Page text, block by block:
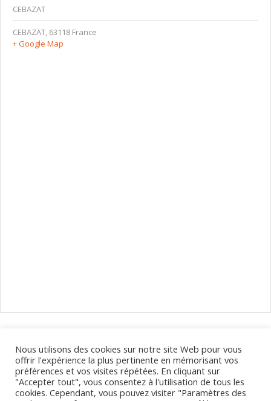
CEBAZAT
CEBAZAT, 63118 France
+ Google Map
évènements
Calendrier des déplacements de votre opticien à Clermont-
Ferrand et dans le Puy-de-Dôme.
Nous utilisons des cookies sur notre site Web pour vous
offrir l'expérience la plus pertinente en mémorisant vos
préférences et vos visites répétées. En cliquant sur
"Accepter tout", vous consentez à l'utilisation de tous les
cookies. Cependant, vous pouvez visiter "Paramètres des